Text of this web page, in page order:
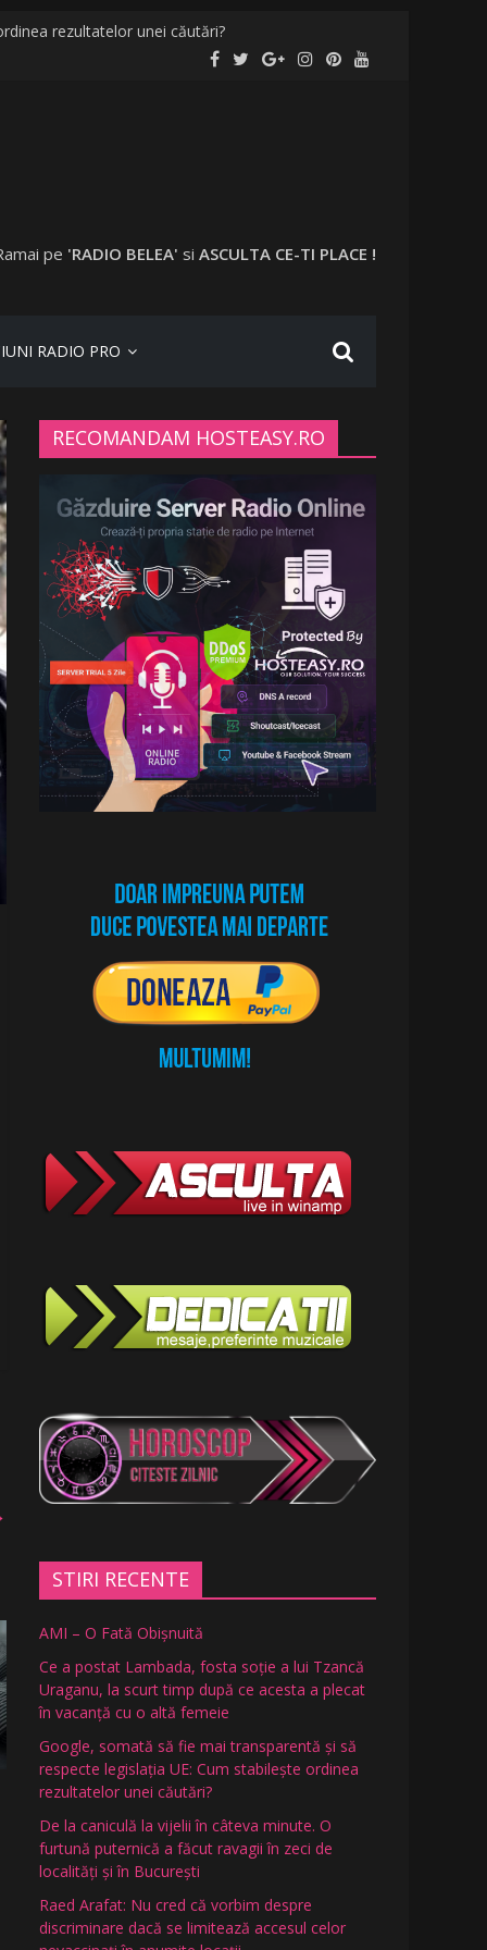
rezultatelor unei căutări?
plecat în vacanță cu o altă femeie
pe 'RADIO BELEA' si ASCULTA CE-TI PLACE !
RADIO PRO
RECOMANDAM HOSTEASY.RO
STIRI RECENTE
AMI – O Fată Obişnuită
Ce a postat Lambada, fosta soție a lui Tzancă
Uraganu, la scurt timp după ce acesta a plecat
în vacanță cu o altă femeie
Google, somată să fie mai transparentă și să
respecte legislația UE: Cum stabilește ordinea
rezultatelor unei căutări?
De la caniculă la vijelii în câteva minute. O
furtună puternică a făcut ravagii în zeci de
localități și în București
Raed Arafat: Nu cred că vorbim despre
discriminare dacă se limitează accesul celor